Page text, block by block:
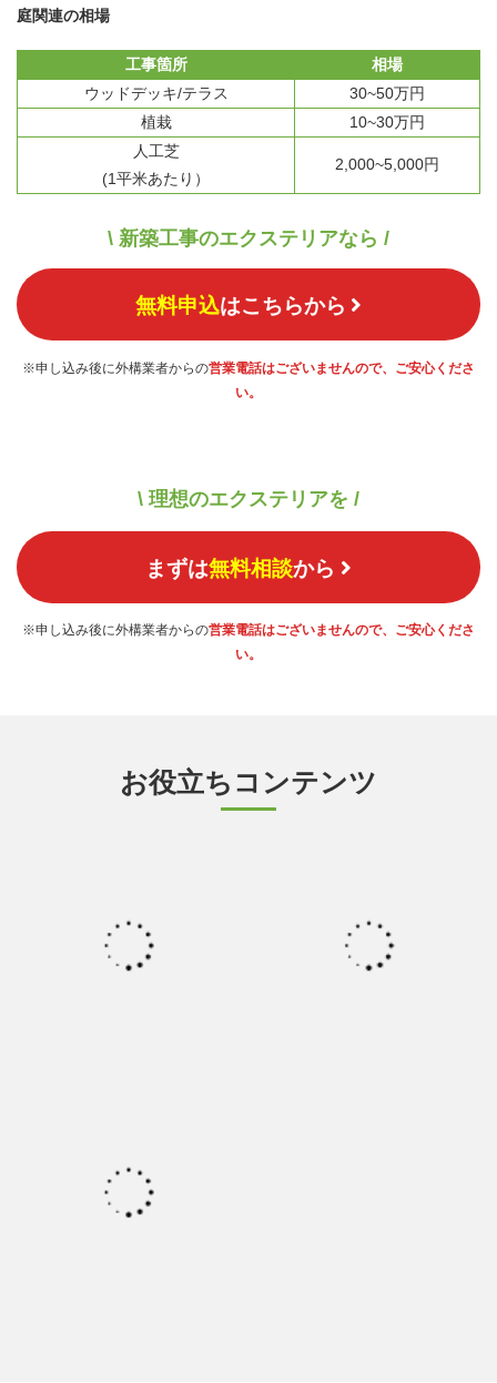
庭関連の相場
工事箇所
相場
ウッドデッキ/テラス
30~50万円
植栽
10~30万円
人工芝
(1平米あたり）
2,000~5,000円
\ 新築工事のエクステリアなら /
無料申込はこちらから
※申し込み後に外構業者からの営業電話はございませんので、ご安心くださ
い。
\ 理想のエクステリアを /
まずは無料相談から
※申し込み後に外構業者からの営業電話はございませんので、ご安心くださ
い。
お役立ちコンテンツ